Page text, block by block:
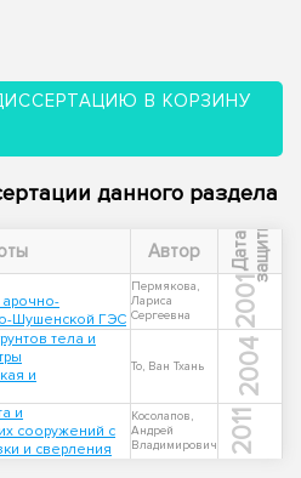
В КОРЗИНУ
данного раздела
Автор Д
а
т
а
з
а
щ
и
т ы
Шушенской ГЭС
Пермякова,
Лариса
Сергеевна
2001
тела и
и
То, Ван Тхань 2004
и
сооружений с
и сверления
Косолапов,
Андрей
Владимирович
2011